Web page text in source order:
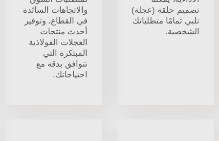
تصميم حلقة (عجلة)
تلبي تمامًا متطلباتك
الشخصية.
والاتجاهات السائدة
في القطاع، وتوفير
أحدث منتجات
العجلات الفولاذية
المبتكرة التي
تتوافق بدقة مع
احتياجاتك.